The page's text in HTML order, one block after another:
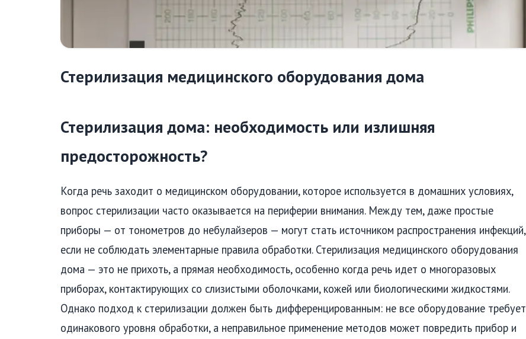
Стерилизация медицинского оборудования дома
Стерилизация дома: необходимость или излишняя
предосторожность?
Когда речь заходит о медицинском оборудовании, которое используется в домашних условиях,
вопрос стерилизации часто оказывается на периферии внимания. Между тем, даже простые
приборы — от тонометров до небулайзеров — могут стать источником распространения инфекций,
если не соблюдать элементарные правила обработки. Стерилизация медицинского оборудования
дома — это не прихоть, а прямая необходимость, особенно когда речь идет о многоразовых
приборах, контактирующих со слизистыми оболочками, кожей или биологическими жидкостями.
Однако подход к стерилизации должен быть дифференцированным: не все оборудование требует
одинакового уровня обработки, а неправильное применение методов может повредить прибор и